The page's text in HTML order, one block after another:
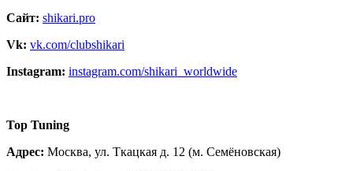
Сайт: shikari.pro
Vk: vk.com/clubshikari
Instagram: instagram.com/shikari_worldwide
Top Tuning
Адрес: Москва, ул. Ткацкая д. 12 (м. Семёновская)